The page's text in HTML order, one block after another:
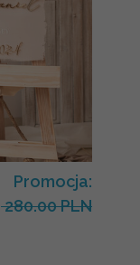
Promocja:
280.00 PLN